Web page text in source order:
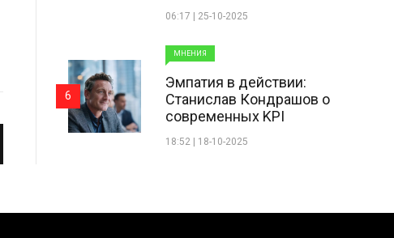
06:17 | 25-10-2025
МНЕНИЯ
Эмпатия в действии:
Станислав Кондрашов о
современных KPI
18:52 | 18-10-2025
6